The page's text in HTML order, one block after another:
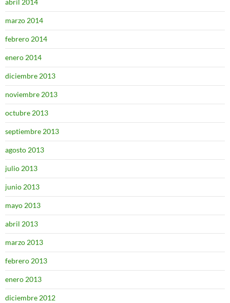
abril 2014
marzo 2014
febrero 2014
enero 2014
diciembre 2013
noviembre 2013
octubre 2013
septiembre 2013
agosto 2013
julio 2013
junio 2013
mayo 2013
abril 2013
marzo 2013
febrero 2013
enero 2013
diciembre 2012